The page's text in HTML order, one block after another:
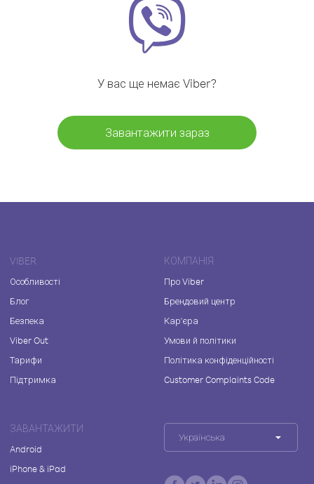
У вас ще немає Viber?
Завантажити зараз
VIBER
Особливості
Блог
Безпека
Viber Out
Тарифи
Підтримка
КОМПАНІЯ
Про Viber
Брендовий центр
Кар'єра
Умови й політики
Політика конфіденційності
Customer Complaints Code
ЗАВАНТАЖИТИ
Android
iPhone & iPad
Українська